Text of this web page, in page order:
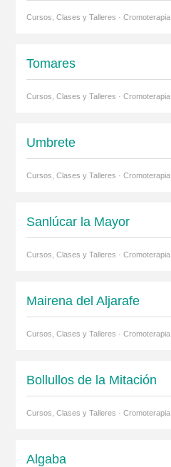
Cursos, Clases y Talleres · Cromoterapia
Tomares
Cursos, Clases y Talleres · Cromoterapia
Umbrete
Cursos, Clases y Talleres · Cromoterapia
Sanlúcar la Mayor
Cursos, Clases y Talleres · Cromoterapia
Mairena del Aljarafe
Cursos, Clases y Talleres · Cromoterapia
Bollullos de la Mitación
Cursos, Clases y Talleres · Cromoterapia
Algaba